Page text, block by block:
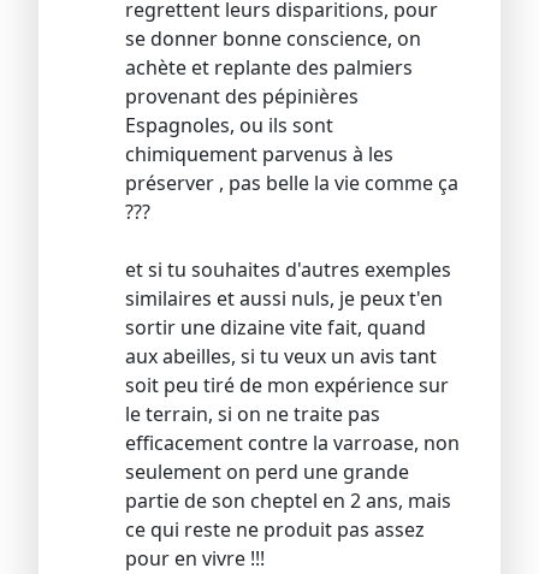
regrettent leurs disparitions, pour
se donner bonne conscience, on
achète et replante des palmiers
provenant des pépinières
Espagnoles, ou ils sont
chimiquement parvenus à les
préserver , pas belle la vie comme ça
???
et si tu souhaites d'autres exemples
similaires et aussi nuls, je peux t'en
sortir une dizaine vite fait, quand
aux abeilles, si tu veux un avis tant
soit peu tiré de mon expérience sur
le terrain, si on ne traite pas
efficacement contre la varroase, non
seulement on perd une grande
partie de son cheptel en 2 ans, mais
ce qui reste ne produit pas assez
pour en vivre !!!